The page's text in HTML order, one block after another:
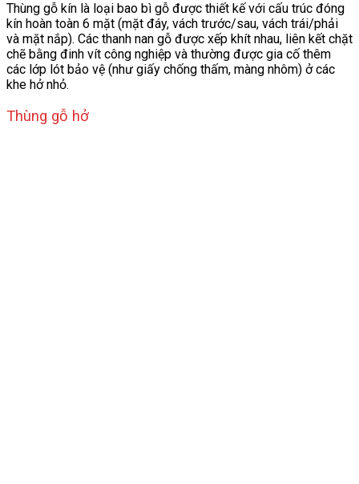
Thùng gỗ kín là loại bao bì gỗ được thiết kế với cấu trúc đóng
kín hoàn toàn 6 mặt (mặt đáy, vách trước/sau, vách trái/phải
và mặt nắp). Các thanh nan gỗ được xếp khít nhau, liên kết chặt
chẽ bằng đinh vít công nghiệp và thường được gia cố thêm
các lớp lót bảo vệ (như giấy chống thấm, màng nhôm) ở các
khe hở nhỏ.
Thùng gỗ hở